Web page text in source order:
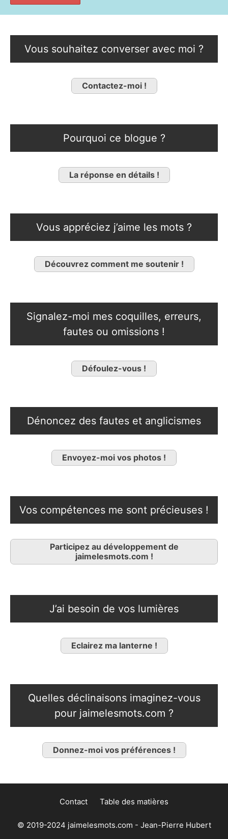
Vous souhaitez converser avec moi ?
Contactez-moi !
Pourquoi ce blogue ?
La réponse en détails !
Vous appréciez j’aime les mots ?
Découvrez comment me soutenir !
Signalez-moi mes coquilles, erreurs,
fautes ou omissions !
Défoulez-vous !
Dénoncez des fautes et anglicismes
Envoyez-moi vos photos !
Vos compétences me sont précieuses !
Participez au développement de
jaimelesmots.com !
J’ai besoin de vos lumières
Eclairez ma lanterne !
Quelles déclinaisons imaginez-vous
pour jaimelesmots.com ?
Donnez-moi vos préférences !
Contact Table des matières
© 2019-2024 jaimelesmots.com - Jean-Pierre Hubert